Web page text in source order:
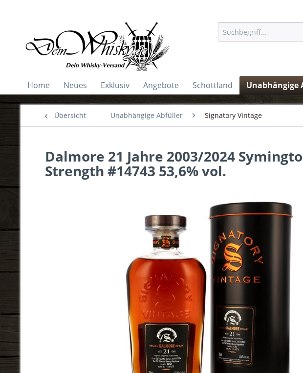
Home Neues Exklusiv Angebote Schottland Unabhängige
Übersicht Unabhängige Abfüller Signatory Vintage
Dalmore 21 Jahre 2003/2024
Strength #14743 53,6% vol.